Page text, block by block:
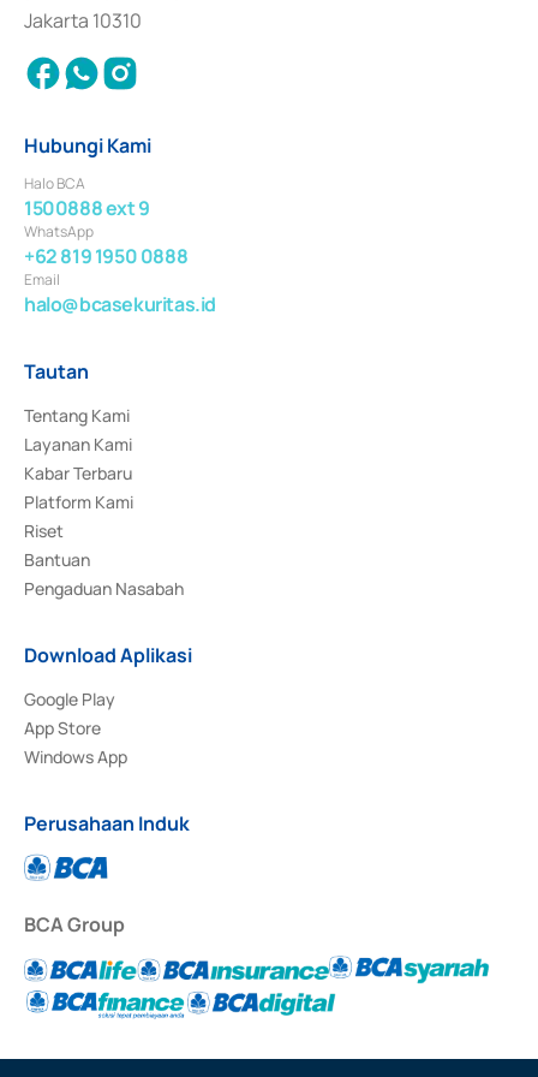
Jakarta 10310
Hubungi Kami
Halo BCA
1500888 ext 9
WhatsApp
+62 819 1950 0888
Email
halo@bcasekuritas.id
Tautan
Tentang Kami
Layanan Kami
Kabar Terbaru
Platform Kami
Riset
Bantuan
Pengaduan Nasabah
Download Aplikasi
Google Play
App Store
Windows App
Perusahaan Induk
BCA Group